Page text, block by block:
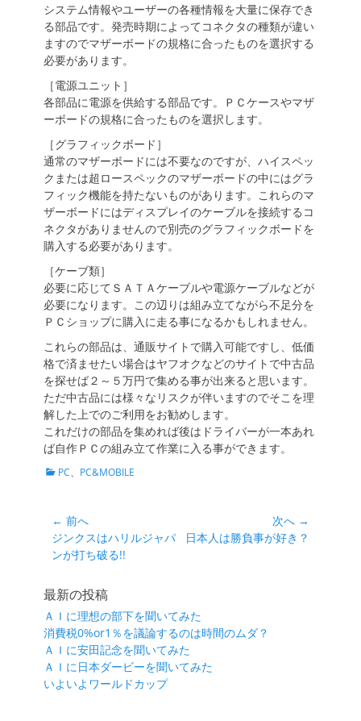
システム情報やユーザーの各種情報を大量に保存でき
る部品です。発売時期によってコネクタの種類が違い
ますのでマザーボードの規格に合ったものを選択する
必要があります。
［電源ユニット］
各部品に電源を供給する部品です。ＰＣケースやマザ
ーボードの規格に合ったものを選択します。
［グラフィックボード］
通常のマザーボードには不要なのですが、ハイスペッ
クまたは超ロースペックのマザーボードの中にはグラ
フィック機能を持たないものがあります。これらのマ
ザーボードにはディスプレイのケーブルを接続するコ
ネクタがありませんので別売のグラフィックボードを
購入する必要があります。
［ケーブ類］
必要に応じてＳＡＴＡケーブルや電源ケーブルなどが
必要になります。この辺りは組み立てながら不足分を
ＰＣショップに購入に走る事になるかもしれません。
これらの部品は、通販サイトで購入可能ですし、低価
格で済ませたい場合はヤフオクなどのサイトで中古品
を探せば２～５万円で集める事が出来ると思います。
ただ中古品には様々なリスクが伴いますのでそこを理
解した上でのご利用をお勧めします。
これだけの部品を集めれば後はドライバーが一本あれ
ば自作ＰＣの組み立て作業に入る事ができます。
カ PC、 PC&MOBILE
投
稿
ナ
ビ
ゲ
ー
シ
ョ
ン
← 前へ
前
の
稿:
ジンクスはハリルジャパ
ンが打ち破る!!
次へ →
次
日本人は勝負事が好き？
最新の投稿
ＡＩに理想の部下を聞いてみた
消費税0%or1％を議論するのは時間のムダ？
ＡＩに安田記念を聞いてみた
ＡＩに日本ダービーを聞いてみた
いよいよワールドカップ